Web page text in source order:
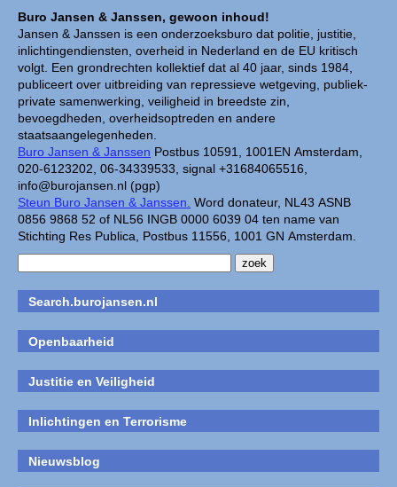
Buro Jansen & Janssen, gewoon inhoud!
Jansen & Janssen is een onderzoeksburo dat politie, justitie,
inlichtingendiensten, overheid in Nederland en de EU kritisch
volgt. Een grondrechten kollektief dat al 40 jaar, sinds 1984,
publiceert over uitbreiding van repressieve wetgeving, publiek-
private samenwerking, veiligheid in breedste zin,
bevoegdheden, overheidsoptreden en andere
staatsaangelegenheden.
Buro Jansen & Janssen Postbus 10591, 1001EN Amsterdam,
020-6123202, 06-34339533, signal +31684065516,
info@burojansen.nl (pgp)
Steun Buro Jansen & Janssen. Word donateur, NL43 ASNB
0856 9868 52 of NL56 INGB 0000 6039 04 ten name van
Stichting Res Publica, Postbus 11556, 1001 GN Amsterdam.
Search.burojansen.nl
Openbaarheid
Justitie en Veiligheid
Inlichtingen en Terrorisme
Nieuwsblog